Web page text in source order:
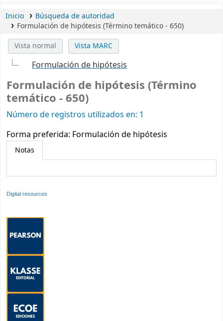
Inicio
Búsqueda de autoridad
Formulación de hipótesis (Término temático - 650)
Digital resources
Vista normal Vista MARC
Formulación de hipótesis
Formulación de hipótesis (Término
temático - 650)
Número de registros utilizados en: 1
Forma preferida: Formulación de hipótesis
Notas